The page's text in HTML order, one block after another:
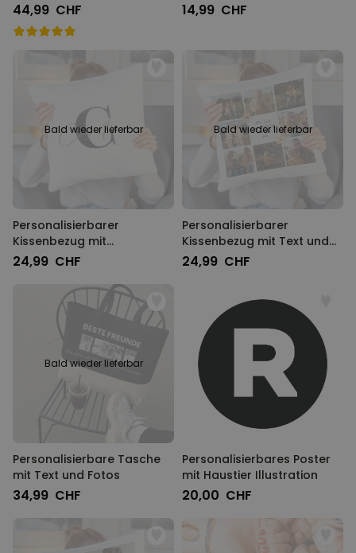
44,99 CHF
mit deinem Haustier
14,99 CHF
Bald wieder lieferbar
Personalisierbarer
Kissenbezug mit
Monogramm
24,99 CHF
Bald wieder lieferbar
Personalisierbarer
Kissenbezug mit Text und
Symbole
24,99 CHF
Bald wieder lieferbar
Personalisierbare Tasche
mit Text und Fotos
34,99 CHF
Personalisierbares Poster
mit Haustier Illustration
20,00 CHF